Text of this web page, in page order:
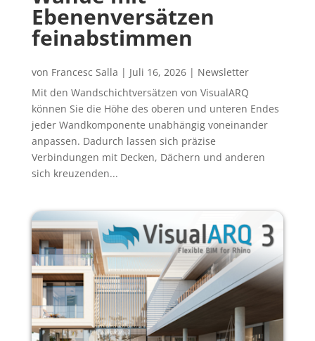
Ebenenversätzen
feinabstimmen
von Francesc Salla | Juli 16, 2026| Newsletter
Mit den Wandschichtversätzen von VisualARQ
können Sie die Höhe des oberen und unteren Endes
jeder Wandkomponente unabhängig voneinander
anpassen. Dadurch lassen sich präzise
Verbindungen mit Decken, Dächern und anderen
sich kreuzenden...